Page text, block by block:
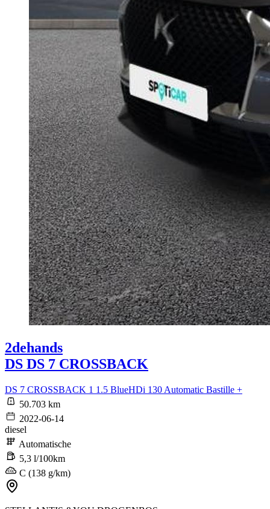
2dehands
DS DS 7 CROSSBACK
DS 7 CROSSBACK 1 1.5 BlueHDi 130 Automatic Bastille +
50.703 km
2022-06-14
diesel
Automatische
5,3 l/100km
C (138 g/km)